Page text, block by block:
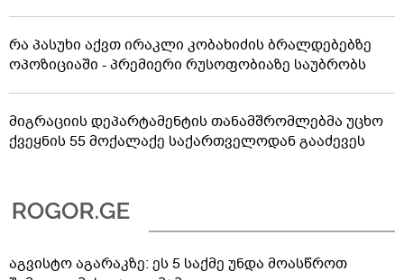
რა პასუხი აქვთ ირაკლი კობახიძის ბრალდებებზე
ოპოზიციაში - პრემიერი რუსოფობიაზე საუბრობს
მიგრაციის დეპარტამენტის თანამშრომლებმა უცხო
ქვეყნის 55 მოქალაქე საქართველოდან გააძევეს
აგვისტო აგარაკზე: ეს 5 საქმე უნდა მოასწროთ